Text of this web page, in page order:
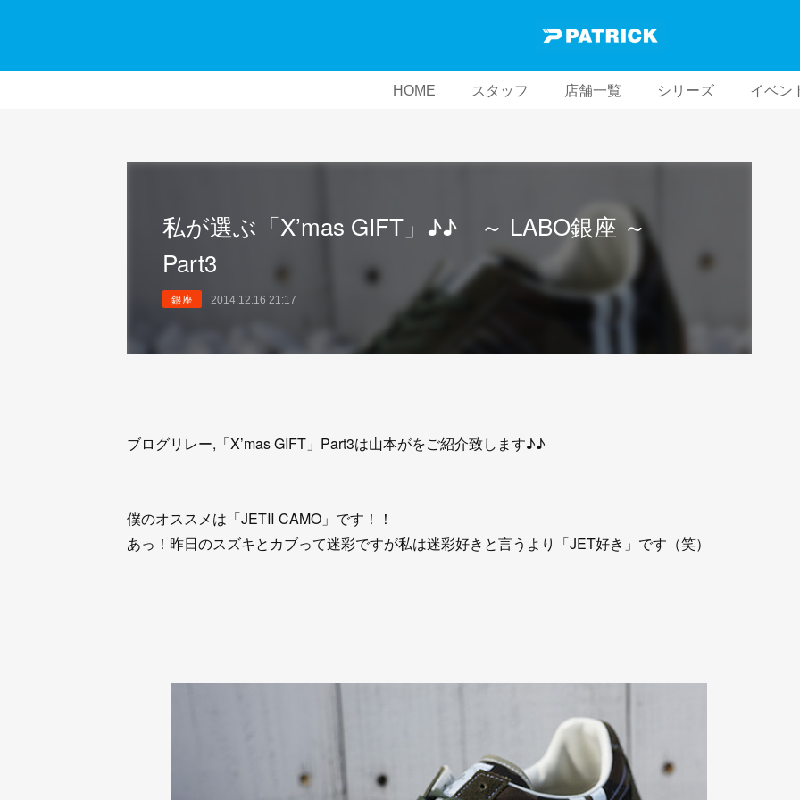
HOME スタッフ 店舗一覧 シリーズ イベン
私が選ぶ「X’mas GIFT」♪♪ ～ LABO銀座 ～
Part3
銀座 2014.12.16 21:17
ブログリレー,「X’mas GIFT」Part3は山本がをご紹介致します♪♪
僕のオススメは「JETⅡ CAMO」です！！
あっ！昨日のスズキとカブって迷彩ですが私は迷彩好きと言うより「JET好き」です（笑）